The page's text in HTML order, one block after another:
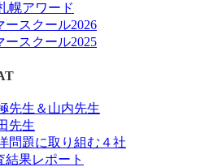
幌アワード
ースクール2026
ースクール2025
先生＆山内先生
先生
問題に取り組む４社
結果レポート